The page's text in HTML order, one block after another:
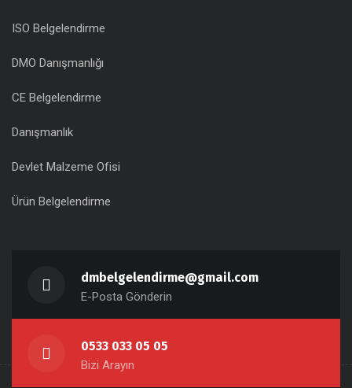
ISO Belgelendirme
DMO Danışmanlığı
CE Belgelendirme
Danışmanlık
Devlet Malzeme Ofisi
Ürün Belgelendirme
dmbelgelendirme@gmail.com
E-Posta Gönderin
0533 033 05 05
Bizi Arayın